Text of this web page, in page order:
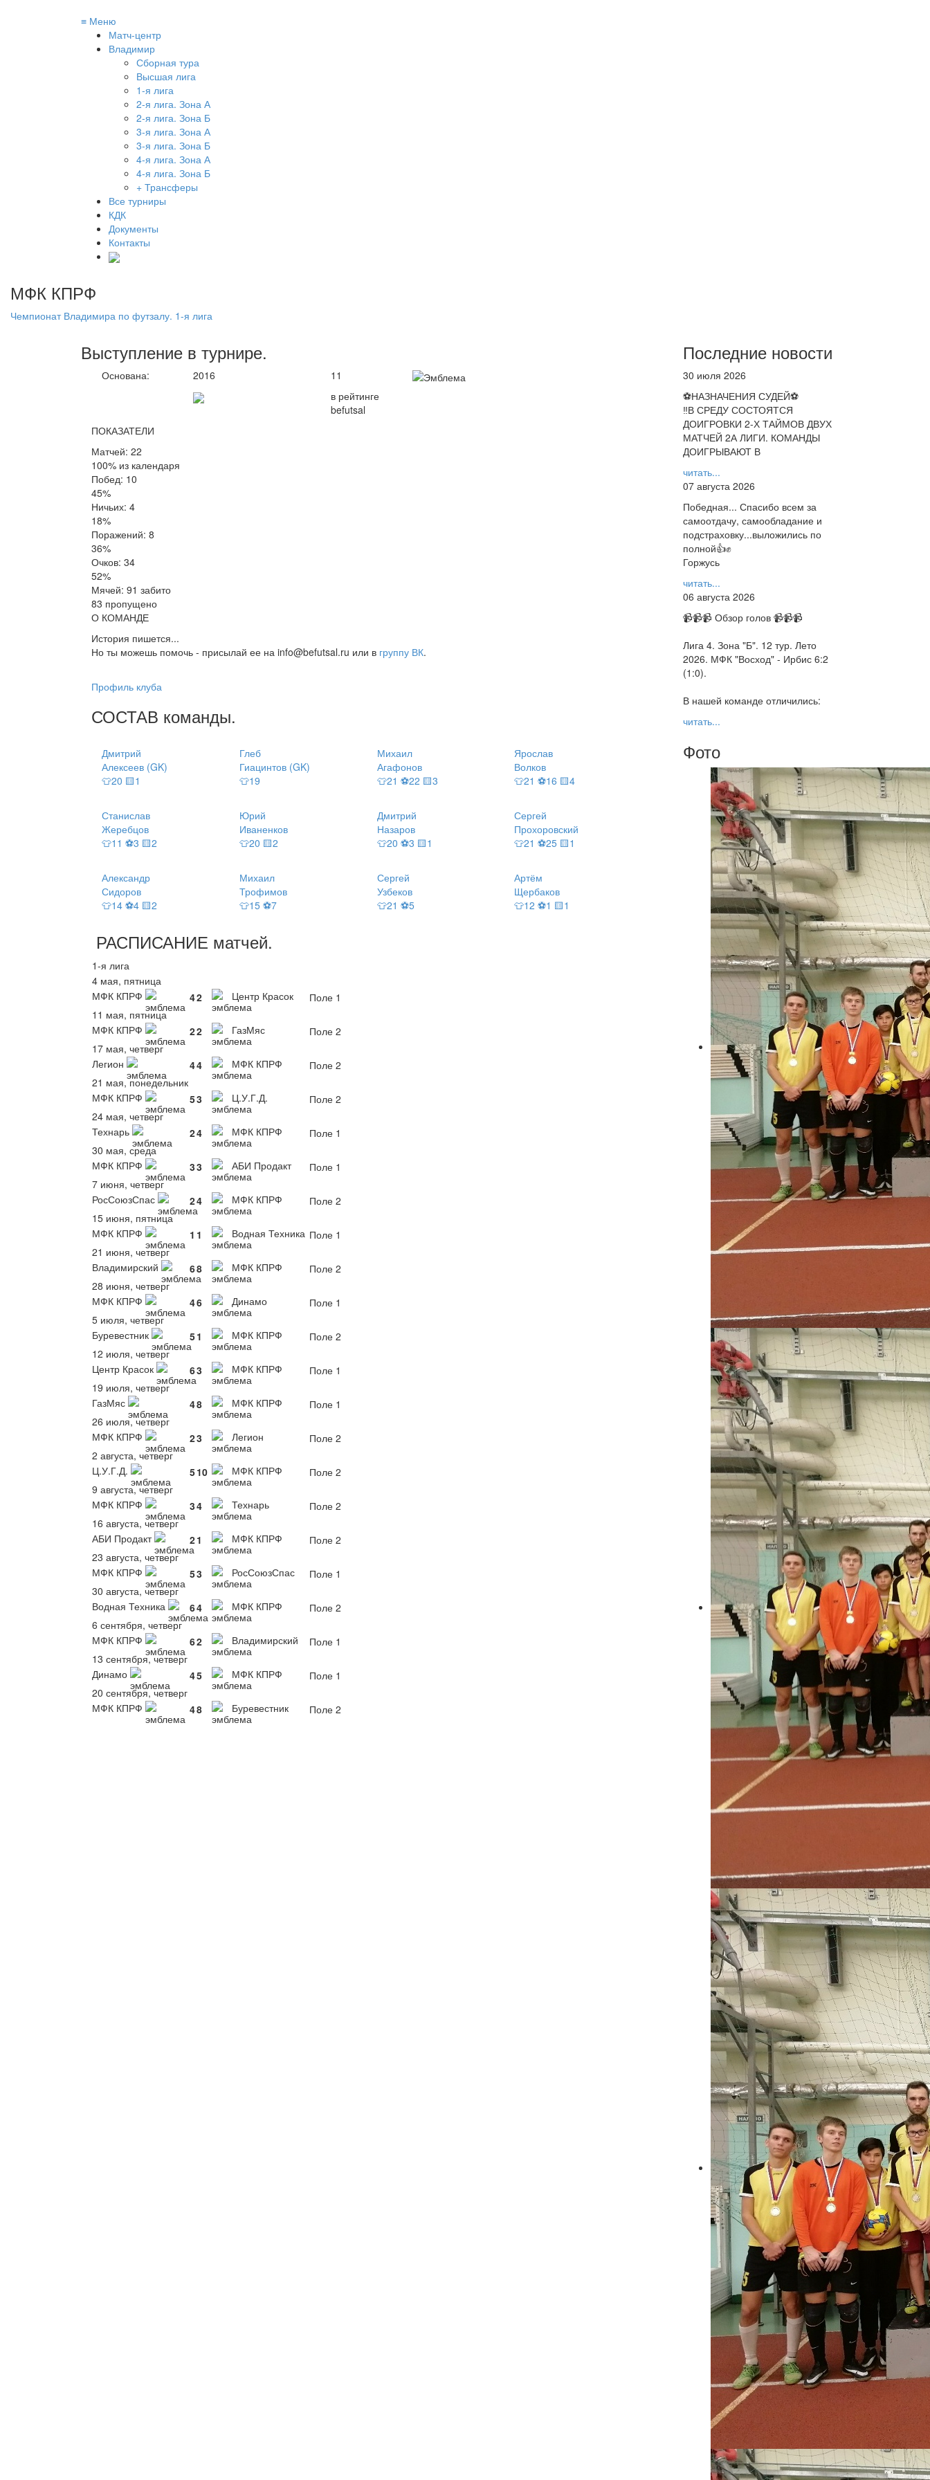
≡ Меню
Матч-центр
Владимир
Сборная тура
Высшая лига
1-я лига
2-я лига. Зона А
2-я лига. Зона Б
3-я лига. Зона А
3-я лига. Зона Б
4-я лига. Зона А
4-я лига. Зона Б
+ Трансферы
Все турниры
КДК
Документы
Контакты
МФК КПРФ
Чемпионат Владимира по футзалу. 1-я лига
Выступление в турнире.
Основана: 2016
11
в рейтинге
befutsal
ПОКАЗАТЕЛИ
Матчей: 22
100% из календаря
Побед: 10
45%
Ничьих: 4
18%
Поражений: 8
36%
Очков: 34
52%
Мячей: 91 забито
83 пропущено
О КОМАНДЕ
История пишется...
Но ты можешь помочь - присылай ее на info@befutsal.ru или в группу ВК.
Профиль клуба
СОСТАВ команды.
Дмитрий
Алексеев (GK)
👕20 🟨1
Глеб
Гиацинтов (GK)
👕19
Михаил
Агафонов
👕21 ⚽22 🟨3
Ярослав
Волков
👕21 ⚽16 🟨4
Станислав
Жеребцов
👕11 ⚽3 🟨2
Юрий
Иваненков
👕20 🟨2
Дмитрий
Назаров
👕20 ⚽3 🟨1
Сергей
Прохоровский
👕21 ⚽25 🟨1
Александр
Сидоров
👕14 ⚽4 🟨2
Михаил
Трофимов
👕15 ⚽7
Сергей
Узбеков
👕21 ⚽5
Артём
Щербаков
👕12 ⚽1 🟨1
РАСПИСАНИЕ матчей.
1-я лига
4 мая, пятница
МФК КПРФ
42 Центр Красок
Поле 1
11 мая, пятница
МФК КПРФ
22 ГазМяс
Поле 2
17 мая, четверг
Легион
44 МФК КПРФ
Поле 2
21 мая, понедельник
МФК КПРФ
53 Ц.У.Г.Д.
Поле 2
24 мая, четверг
Технарь
24 МФК КПРФ
Поле 1
30 мая, среда
МФК КПРФ
33 АБИ Продакт
Поле 1
7 июня, четверг
РосСоюзСпас
24 МФК КПРФ
Поле 2
15 июня, пятница
МФК КПРФ
1 1 Водная Техника Поле 1
21 июня, четверг
Владимирский
68 МФК КПРФ
Поле 2
28 июня, четверг
МФК КПРФ
46 Динамо
Поле 1
5 июля, четверг
Буревестник
51 МФК КПРФ
Поле 2
12 июля, четверг
Центр Красок
63 МФК КПРФ
Поле 1
19 июля, четверг
ГазМяс
48 МФК КПРФ
Поле 1
26 июля, четверг
МФК КПРФ
23 Легион
Поле 2
2 августа, четверг
Ц.У.Г.Д.
510 МФК КПРФ
Поле 2
9 августа, четверг
МФК КПРФ
34 Технарь
Поле 2
16 августа, четверг
АБИ Продакт
21 МФК КПРФ
Поле 2
23 августа, четверг
МФК КПРФ
53 РосСоюзСпас
Поле 1
30 августа, четверг
Водная Техника
64 МФК КПРФ
Поле 2
6 сентября, четверг
МФК КПРФ
62 Владимирский
Поле 1
13 сентября, четверг
Динамо
45 МФК КПРФ
Поле 1
20 сентября, четверг
МФК КПРФ
48 Буревестник Поле 2
Последние новости
30 июля 2026
⚽НАЗНАЧЕНИЯ СУДЕЙ⚽
‼В СРЕДУ СОСТОЯТСЯ
ДОИГРОВКИ 2-Х ТАЙМОВ ДВУХ
МАТЧЕЙ 2А ЛИГИ. КОМАНДЫ
ДОИГРЫВАЮТ В
читать...
07 августа 2026
Победная... Спасибо всем за
самоотдачу, самообладание и
подстраховку...выложились по
полной👍✊
Горжусь
читать...
06 августа 2026
📹📹📹 Обзор голов 📹📹📹
Лига 4. Зона "Б". 12 тур. Лето
2026. МФК "Восход" - Ирбис 6:2
(1:0).
В нашей команде отличились:
читать...
Фото